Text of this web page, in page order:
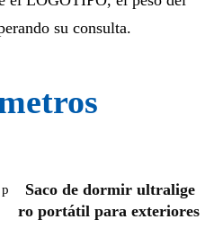
su consulta.
Saco de dormir ultralige
ro portátil para exteriores